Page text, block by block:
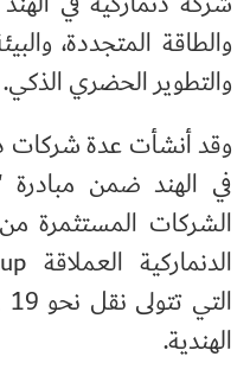
والطاقة المتجددة،
والتطوير الحضري الذكي.
وقد أنشأت عدة شركات
في الهند ضمن مبادرة
الشركات المستثمرة
الدنماركية العملاقة
الهندية.